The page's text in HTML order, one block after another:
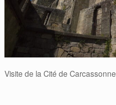
Visite de la Cité de Carcassonne